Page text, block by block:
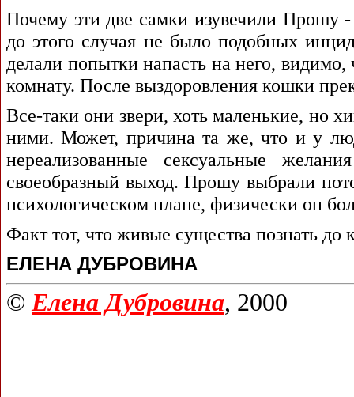
Почему эти две самки изувечили Прошу
до этого случая не было подобных
делали попытки напасть на него,
комнату. После выздоровления кошки
Все-таки они звери, хоть маленькие, но
ними. Может, причина та же, что и у
нереализованные сексуальные
своеобразный выход. Прошу выбрали
психологическом плане, физически он
Факт тот, что живые существа познать до
ЕЛЕНА ДУБРОВИНА
©Елена Дубровина, 2000